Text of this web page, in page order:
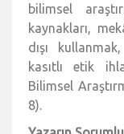
bilimsel
kaynakları,
dışı
kasıtlı etik
Bilimsel
8).